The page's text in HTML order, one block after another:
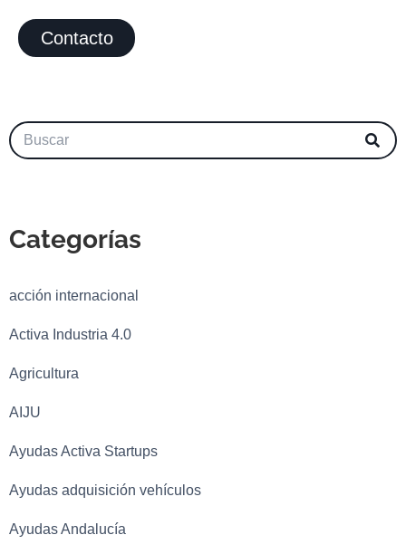
Contacto
Categorías
acción internacional
Activa Industria 4.0
Agricultura
AIJU
Ayudas Activa Startups
Ayudas adquisición vehículos
Ayudas Andalucía